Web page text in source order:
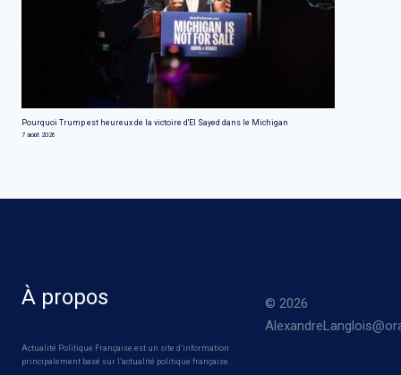
Pourquoi Trump est heureux de la victoire d'El Sayed dans le Michigan
7 août 2026
À propos
Actualité Politique Française est un site d’information
principalement basé sur l’actualité politique française.
© 2026